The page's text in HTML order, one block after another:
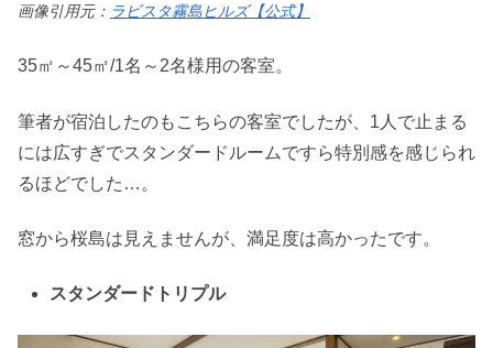
画像引用元： ラビスタ霧島ヒルズ【公式】
35㎡～45㎡/1名～2名様用の客室。
筆者が宿泊したのもこちらの客室でしたが、1人で止まる
には広すぎでスタンダードルームですら特別感を感じられ
るほどでした…。
窓から桜島は見えませんが、満足度は高かったです。
スタンダードトリプル